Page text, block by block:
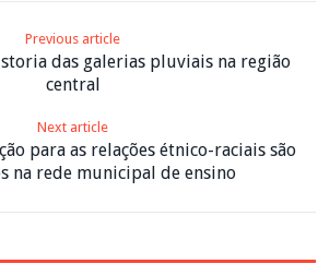
Previous article
das galerias pluviais na região
central
Next article
para as relações étnico-raciais são
na rede municipal de ensino